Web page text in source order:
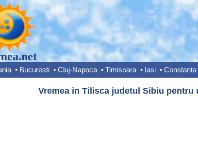
• Bucuresti • Cluj-Napoca • Timisoara • Iasi • Constanta
Vremea in Tilisca judetul Sibiu pentru